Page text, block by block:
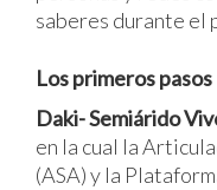
saberes durante el
Los primeros pasos
Daki- Semiárido
en la cual la
(ASA) y la